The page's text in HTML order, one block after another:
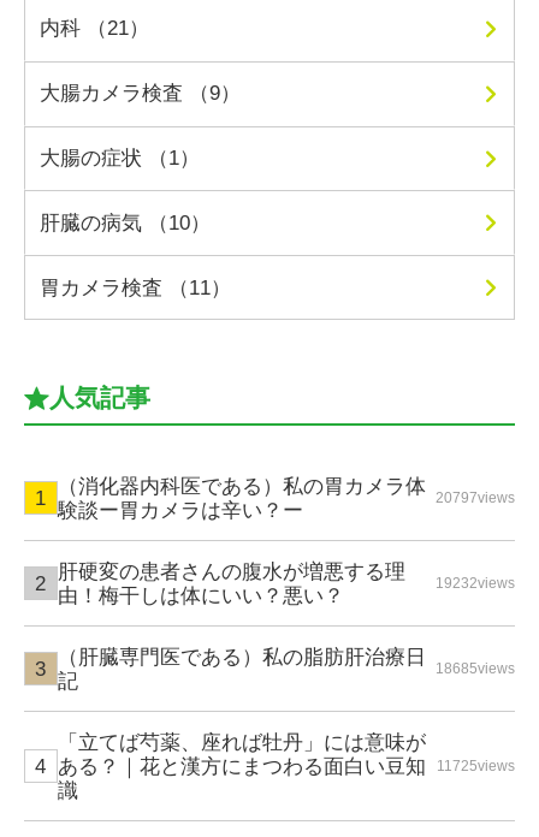
内科 （21）
大腸カメラ検査 （9）
大腸の症状 （1）
肝臓の病気 （10）
胃カメラ検査 （11）
人気記事
（消化器内科医である）私の胃カメラ体
験談ー胃カメラは辛い？ー
20797views
肝硬変の患者さんの腹水が増悪する理
由！梅干しは体にいい？悪い？
19232views
（肝臓専門医である）私の脂肪肝治療日
記
18685views
「立てば芍薬、座れば牡丹」には意味が
ある？｜花と漢方にまつわる面白い豆知
識
11725views